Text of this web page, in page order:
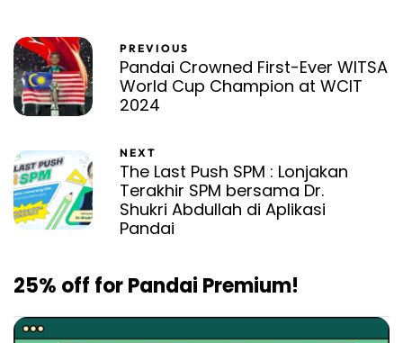
PREVIOUS
Pandai Crowned First-Ever WITSA
World Cup Champion at WCIT
2024
NEXT
The Last Push SPM : Lonjakan
Terakhir SPM bersama Dr.
Shukri Abdullah di Aplikasi
Pandai
25% off for Pandai Premium!